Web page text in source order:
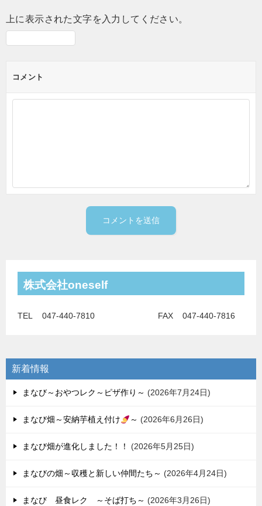
上に表示された文字を入力してください。
コメント
株式会社oneself
TEL 047-440-7810 FAX 047-440-7816
新着情報
まなび～おやつレク～ピザ作り～ 2026年7月24日
まなび畑～安納芋植え付け ～ 2026年6月26日
まなび畑が進化しました！！ 2026年5月25日
まなびの畑～収穫と新しい仲間たち～ 2026年4月24日
まなび 昼食レク ～そば打ち～ 2026年3月26日